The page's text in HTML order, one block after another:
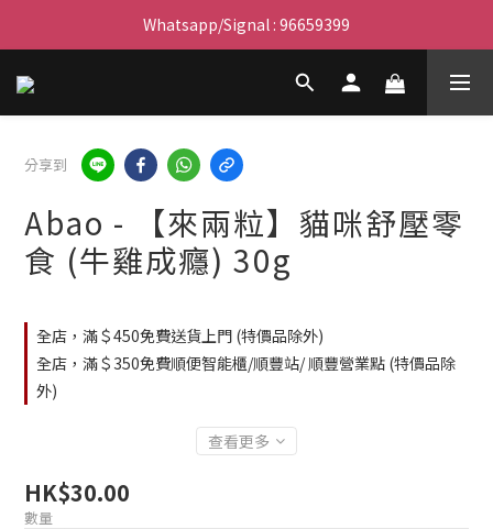
滿$450免費送貨上門 I 滿$350免運 順豐自取
Whatsapp/Signal : 96659399
會員優惠｜購物滿 $100 回贈$3購物金
分享到
Abao - 【來兩粒】貓咪舒壓零
食 (牛雞成癮) 30g
全店，滿＄450免費送貨上門 (特價品除外)
全店，滿＄350免費順便智能櫃/順豐站/ 順豐營業點 (特價品除
外)
查看更多
HK$30.00
數量